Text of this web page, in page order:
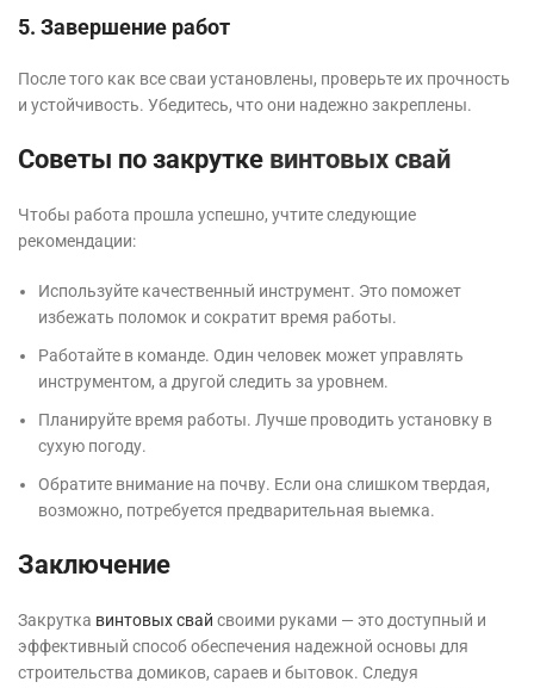
5. Завершение работ
После того как все сваи установлены, проверьте их прочность
и устойчивость. Убедитесь, что они надежно закреплены.
Советы по закрутке винтовых свай
Чтобы работа прошла успешно, учтите следующие
рекомендации:
Используйте качественный инструмент. Это поможет
избежать поломок и сократит время работы.
Работайте в команде. Один человек может управлять
инструментом, а другой следить за уровнем.
Планируйте время работы. Лучше проводить установку в
сухую погоду.
Обратите внимание на почву. Если она слишком твердая,
возможно, потребуется предварительная выемка.
Заключение
Закрутка винтовых свай своими руками — это доступный и
эффективный способ обеспечения надежной основы для
строительства домиков, сараев и бытовок. Следуя